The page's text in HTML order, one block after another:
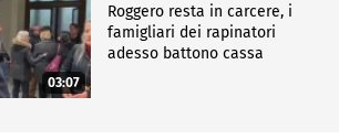
03:07
Roggero resta in carcere, i
famigliari dei rapinatori
adesso battono cassa